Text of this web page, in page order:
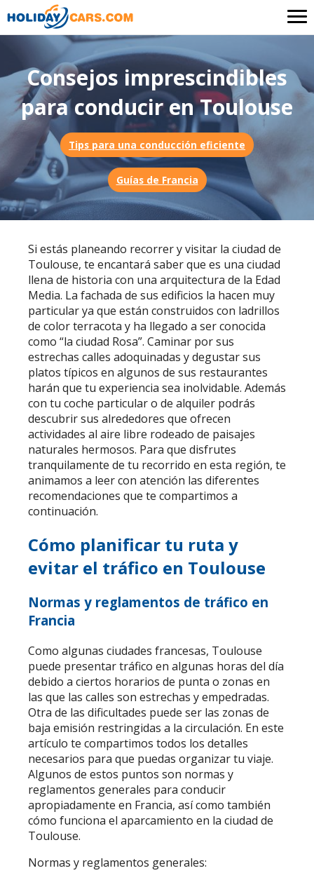
Consejos imprescindibles
para conducir en Toulouse
Tips para una conducción eficiente
Guías de Francia
Si estás planeando recorrer y visitar la ciudad de
Toulouse, te encantará saber que es una ciudad
llena de historia con una arquitectura de la Edad
Media. La fachada de sus edificios la hacen muy
particular ya que están construidos con ladrillos
de color terracota y ha llegado a ser conocida
como “la ciudad Rosa”. Caminar por sus
estrechas calles adoquinadas y degustar sus
platos típicos en algunos de sus restaurantes
harán que tu experiencia sea inolvidable. Además
con tu coche particular o de alquiler podrás
descubrir sus alrededores que ofrecen
actividades al aire libre rodeado de paisajes
naturales hermosos. Para que disfrutes
tranquilamente de tu recorrido en esta región, te
animamos a leer con atención las diferentes
recomendaciones que te compartimos a
continuación.
Cómo planificar tu ruta y
evitar el tráfico en Toulouse
Normas y reglamentos de tráfico en
Francia
Como algunas ciudades francesas, Toulouse
puede presentar tráfico en algunas horas del día
debido a ciertos horarios de punta o zonas en
las que las calles son estrechas y empedradas.
Otra de las dificultades puede ser las zonas de
baja emisión restringidas a la circulación. En este
artículo te compartimos todos los detalles
necesarios para que puedas organizar tu viaje.
Algunos de estos puntos son normas y
reglamentos generales para conducir
apropiadamente en Francia, así como también
cómo funciona el aparcamiento en la ciudad de
Toulouse.
Normas y reglamentos generales: